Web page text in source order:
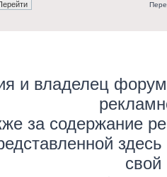
и владелец
за содержание
свой